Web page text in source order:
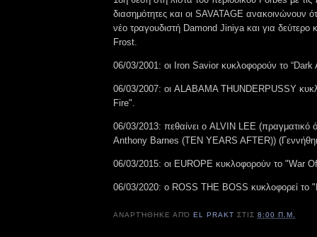
διασημότητες και οι SAVATAGE ανακοινώνουν
νέο τραγουδιστή Damond Jiniya και για δεύτερο
Frost.
06/03/2001: οι Iron Savior κυκλοφορούν το “Dark
06/03/2007: οι ALABAMA THUNDERPUSSY
Fire".
06/03/2013: πεθαίνει ο ALVIN LEE (πραγματικό
Anthony Barnes (TEN YEARS AFTER))
06/03/2015: οι EUROPE κυκλοφορούν το "War
06/03/2020: ο ROSS THE BOSS κυκλοφορεί το
ΑΝΑΡΤΉΘΗΚΕ ΑΠΌEL PRAKT ΣΤΙΣ8:00 Π.Μ.